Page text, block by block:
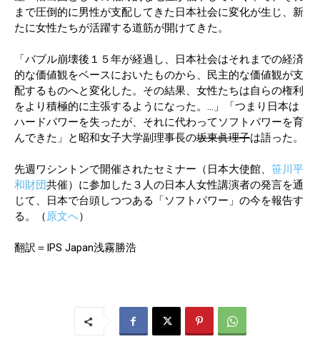
まで圧倒的に男性が支配してきた日本社会に変化が生じ、新
たに女性たちが活躍する道筋が開けてきた。
「バブル崩壊後１５年が経過し、日本社会はそれまでの経済
的な価値観をベースにおいたものから、民主的な価値観が支
配するものへと変化した。その結果、女性たちは自らの権利
をより積極的に主張するようになった。…」「つまり日本は
ハードパワーを失ったが、それに代わってソフトパワーを育
んできた」と昭和女子大学副理事長の坂東眞理子は語った。
先週ワシントンで開催されたセミナー（日本大使館、 笹川平
和財団共催）に参加した３人の日本人女性講演者の発言を通
じて、日本で台頭しつつある「ソフトパワー」の今を報告す
る。（原文へ）
翻訳＝IPS Japan浅霧勝浩